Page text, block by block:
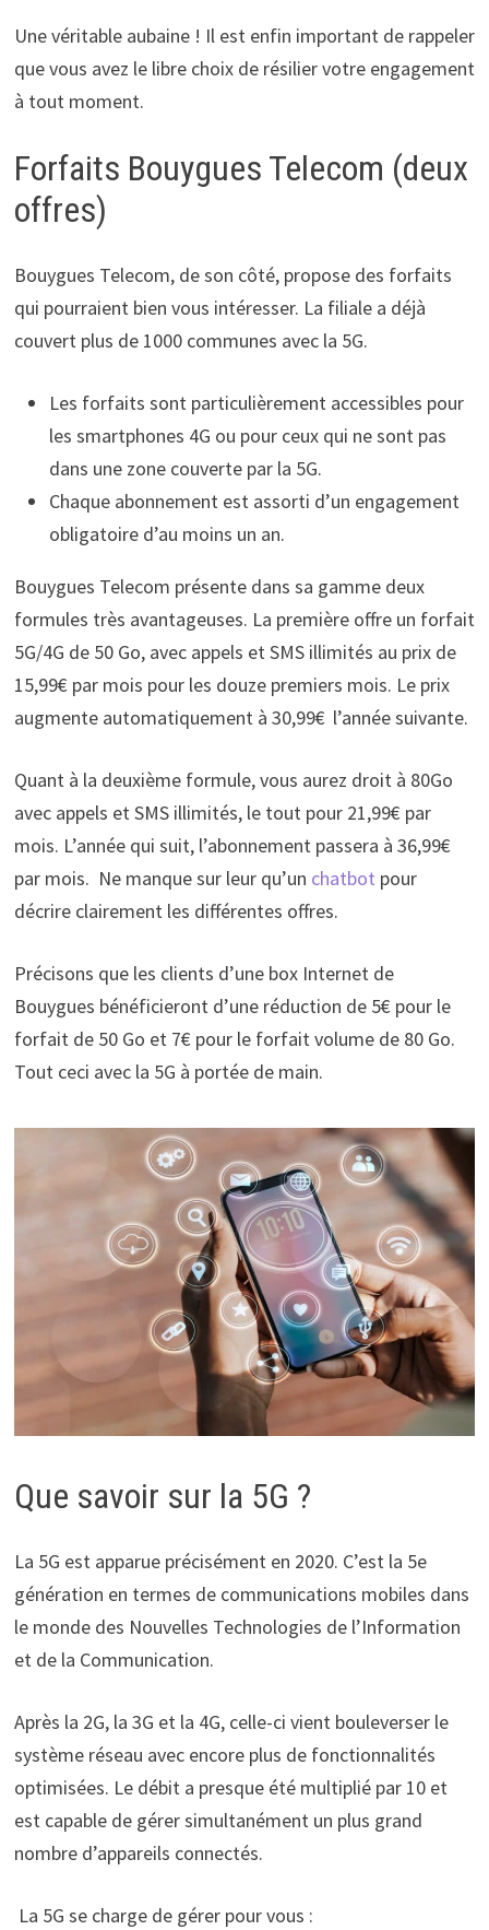
Une véritable aubaine ! Il est enfin important de rappeler
que vous avez le libre choix de résilier votre engagement
à tout moment.
Forfaits Bouygues Telecom (deux
offres)
Bouygues Telecom, de son côté, propose des forfaits
qui pourraient bien vous intéresser. La filiale a déjà
couvert plus de 1000 communes avec la 5G.
Les forfaits sont particulièrement accessibles pour
les smartphones 4G ou pour ceux qui ne sont pas
dans une zone couverte par la 5G.
Chaque abonnement est assorti d’un engagement
obligatoire d’au moins un an.
Bouygues Telecom présente dans sa gamme deux
formules très avantageuses. La première offre un forfait
5G/4G de 50 Go, avec appels et SMS illimités au prix de
15,99€ par mois pour les douze premiers mois. Le prix
augmente automatiquement à 30,99€ l’année suivante.
Quant à la deuxième formule, vous aurez droit à 80Go
avec appels et SMS illimités, le tout pour 21,99€ par
mois. L’année qui suit, l’abonnement passera à 36,99€
par mois. Ne manque sur leur qu’un chatbot pour
décrire clairement les différentes offres.
Précisons que les clients d’une box Internet de
Bouygues bénéficieront d’une réduction de 5€ pour le
forfait de 50 Go et 7€ pour le forfait volume de 80 Go.
Tout ceci avec la 5G à portée de main.
Que savoir sur la 5G ?
La 5G est apparue précisément en 2020. C’est la 5e
génération en termes de communications mobiles dans
le monde des Nouvelles Technologies de l’Information
et de la Communication.
Après la 2G, la 3G et la 4G, celle-ci vient bouleverser le
système réseau avec encore plus de fonctionnalités
optimisées. Le débit a presque été multiplié par 10 et
est capable de gérer simultanément un plus grand
nombre d’appareils connectés.
La 5G se charge de gérer pour vous :